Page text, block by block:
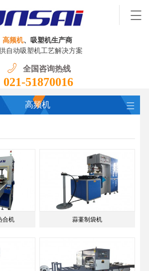
高频机、吸塑机生产商
自动吸塑机工艺解决方案
全国咨询热线
021-51870016
高频机
合机 蒜薹制袋机